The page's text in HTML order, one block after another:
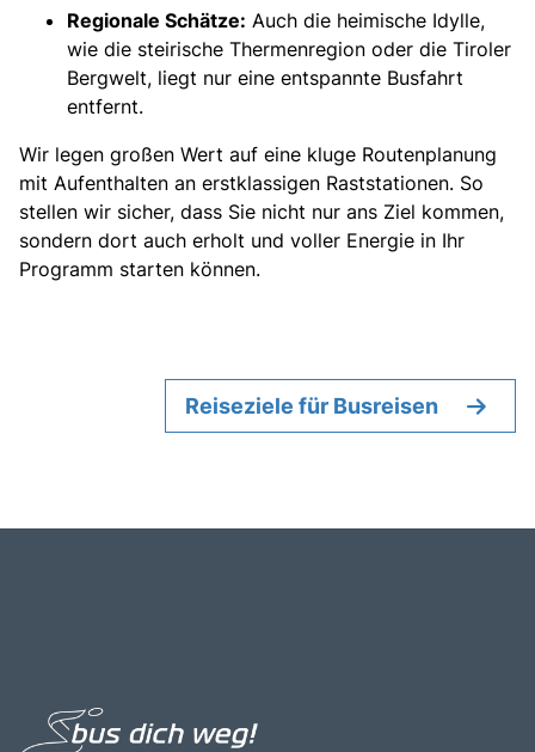
Regionale Schätze: Auch die heimische Idylle,
wie die steirische Thermenregion oder die Tiroler
Bergwelt, liegt nur eine entspannte Busfahrt
entfernt.
Wir legen großen Wert auf eine kluge Routenplanung
mit Aufenthalten an erstklassigen Raststationen. So
stellen wir sicher, dass Sie nicht nur ans Ziel kommen,
sondern dort auch erholt und voller Energie in Ihr
Programm starten können.
Reiseziele für Busreisen